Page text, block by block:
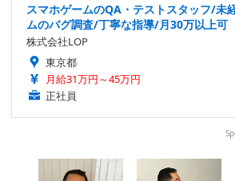
スマホゲームのQA・テストスタッフ/未
ムのバグ調査/丁寧な指導/月30万以上可
株式会社LOP
東京都
月給31万円～45万円
正社員